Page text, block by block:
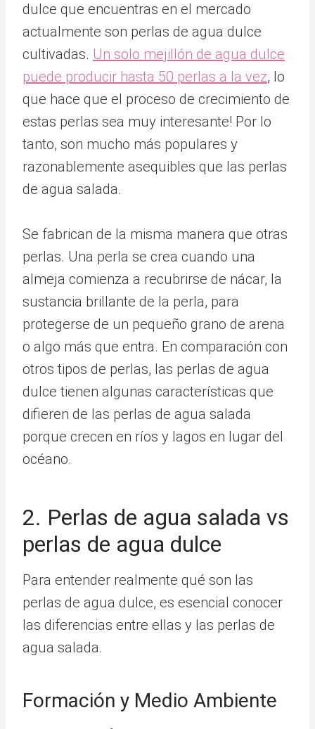
dulce que encuentras en el mercado
actualmente son perlas de agua dulce
cultivadas. Un solo mejillón de agua dulce
puede producir hasta 50 perlas a la vez, lo
que hace que el proceso de crecimiento de
estas perlas sea muy interesante! Por lo
tanto, son mucho más populares y
razonablemente asequibles que las perlas
de agua salada.
Se fabrican de la misma manera que otras
perlas. Una perla se crea cuando una
almeja comienza a recubrirse de nácar, la
sustancia brillante de la perla, para
protegerse de un pequeño grano de arena
o algo más que entra. En comparación con
otros tipos de perlas, las perlas de agua
dulce tienen algunas características que
difieren de las perlas de agua salada
porque crecen en ríos y lagos en lugar del
océano.
2. Perlas de agua salada vs
perlas de agua dulce
Para entender realmente qué son las
perlas de agua dulce, es esencial conocer
las diferencias entre ellas y las perlas de
agua salada.
Formación y Medio Ambiente